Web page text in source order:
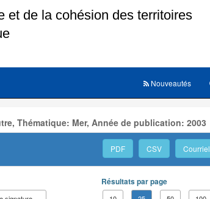
Nouveautés
Thématique: Mer, Année de publication: 2003
PDF CSV Courriel
Résultats par page